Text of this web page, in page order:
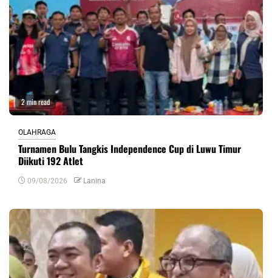
2 min read
OLAHRAGA
Turnamen Bulu Tangkis Independence Cup di Luwu Timur
Diikuti 192 Atlet
09/08/2026 Lanina